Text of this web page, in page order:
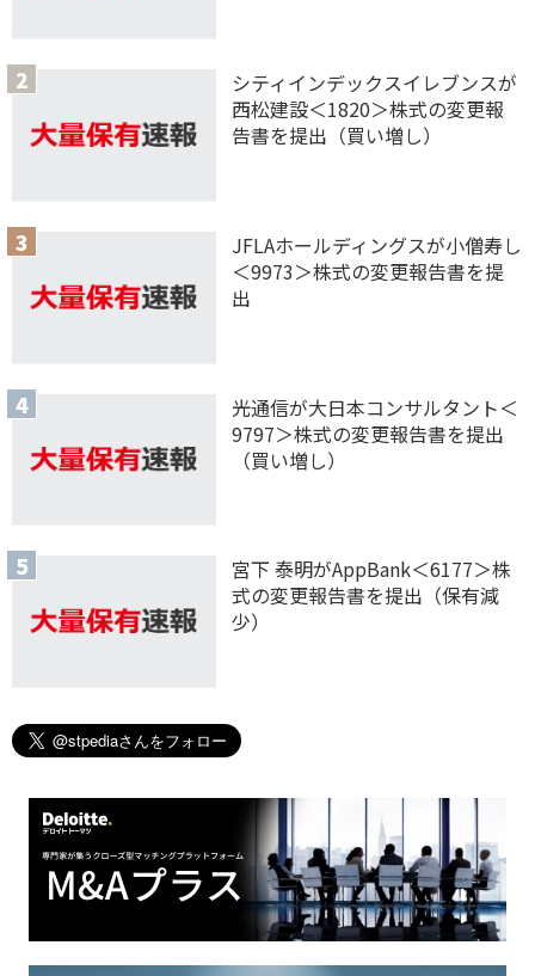
シティインデックスイレブンスが
西松建設＜1820＞株式の変更報
告書を提出（買い増し）
JFLAホールディングスが小僧寿し
＜9973＞株式の変更報告書を提
出
光通信が大日本コンサルタント＜
9797＞株式の変更報告書を提出
（買い増し）
宮下 泰明がAppBank＜6177＞株
式の変更報告書を提出（保有減
少）